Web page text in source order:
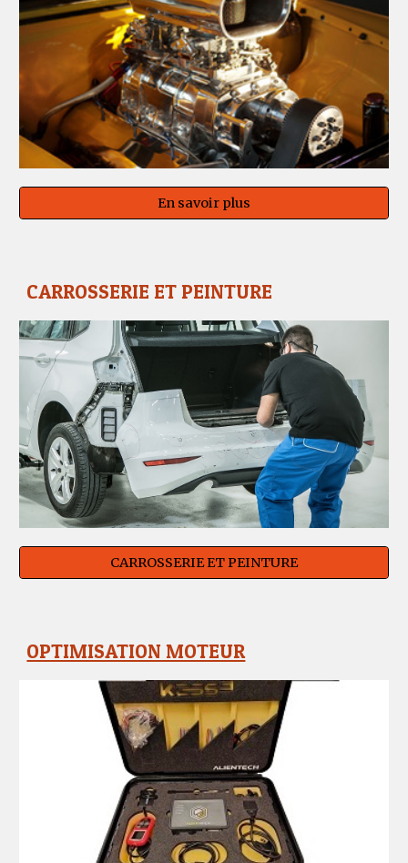
En savoir plus
CARROSSERIE ET PEINTURE
CARROSSERIE ET PEINTURE
OPTIMISATION MOTEUR